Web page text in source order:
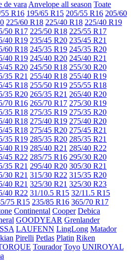
de vara Anvelope all season Toate
R16 195/65 R15 205/55 R16 205/60
225/60 R18 225/40 R18 225/40 R19
50 R17 225/50 R18 225/55 R17
40 R19 235/45 R20 235/45 R21
60 R18 245/35 R19 245/35 R20
40 R19 245/40 R20 245/40 R21
45 R20 245/50 R18 255/30 R20
35 R21 255/40 R18 255/40 R19
45 R18 255/50 R19 255/55 R18
35 R20 265/35 R21 265/40 R20
70 R16 265/70 R17 275/30 R19
35 R18 275/35 R19 275/35 R20
40 R18 275/40 R19 275/40 R20
45 R18 275/45 R20 275/45 R21
35 R19 285/35 R20 285/35 R21
40 R19 285/40 R21 285/40 R22
45 R22 285/75 R16 295/30 R20
35 R21 295/40 R20 305/30 R21
30 R21 315/30 R22 315/35 R20
40 R21 325/30 R21 325/30 R23
40 R22 31/10.5 R15 32/11.5 R15
75 R15 235/85 R16 365/70 R17
Continental Cooper Debica
GOODYEAR Grenlander
LAUFENN LingLong Matador
Pirelli Petlas Platin Riken
Tourador Toyo UNIROYAL